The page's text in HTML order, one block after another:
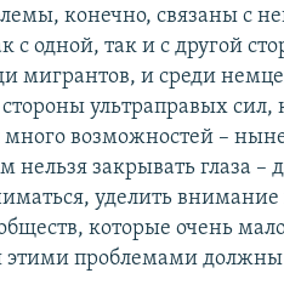
конечно, связаны с
с одной, так и с другой
мигрантов, и среди
ультраправых
много возможностей –
нельзя закрывать глаза –
уделить внимание
которые очень
этими проблемами